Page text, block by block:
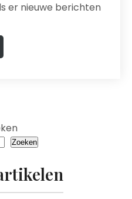
er nieuwe berichten
Zoeken